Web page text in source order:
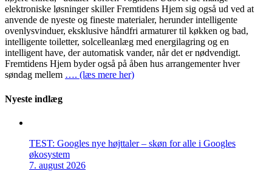
elektroniske løsninger skiller Fremtidens Hjem sig også ud ved at
anvende de nyeste og fineste materialer, herunder intelligente
ovenlysvinduer, eksklusive håndfri armaturer til køkken og bad,
intelligente toiletter, solcelleanlæg med energilagring og en
intelligent have, der automatisk vander, når det er nødvendigt.
Fremtidens Hjem byder også på åben hus arrangementer hver
søndag mellem …. (læs mere her)
Nyeste indlæg
TEST: Googles nye højttaler – skøn for alle i Googles
økosystem
7. august 2026